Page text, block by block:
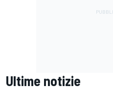
Ultime notizie